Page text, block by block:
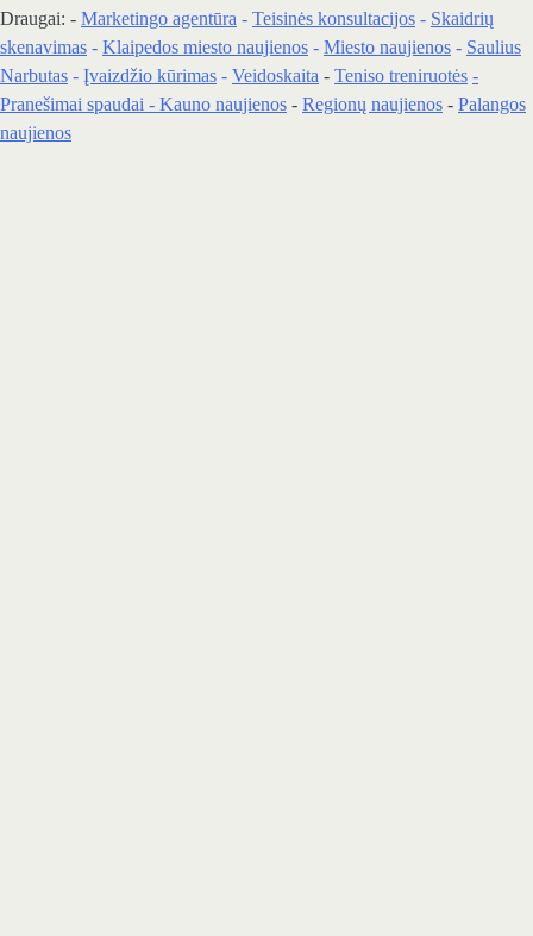
Draugai: - Marketingo agentūra - Teisinės konsultacijos - Skaidrių
skenavimas - Klaipedos miesto naujienos - Miesto naujienos - Saulius
Narbutas - Įvaizdžio kūrimas - Veidoskaita - Teniso treniruotės -
Pranešimai spaudai - Kauno naujienos - Regionų naujienos - Palangos
naujienos